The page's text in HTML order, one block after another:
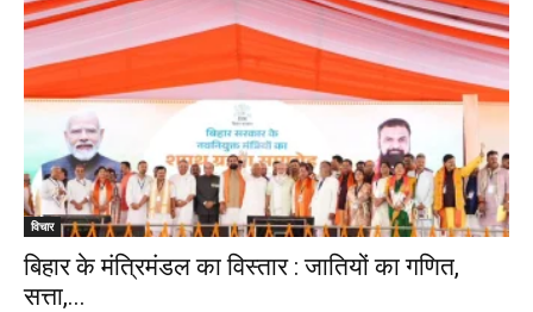
विचार
बिहार के मंत्रिमंडल का विस्तार : जातियों का गणित,
सत्ता,...